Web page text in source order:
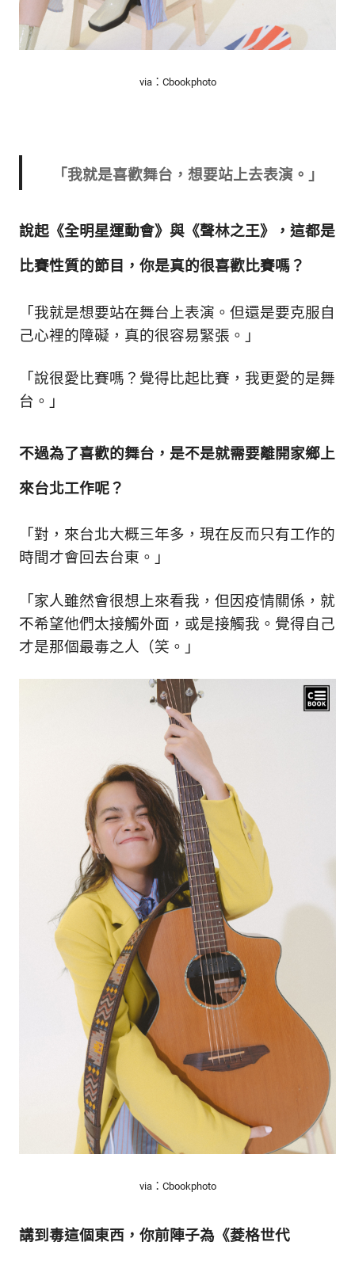
via：Cbookphoto
「我就是喜歡舞台，想要站上去表演。」
說起 《全明星運動會》與《聲林之王》，這都是
比賽性質的節目，你是真的很喜歡比賽嗎？
「我就是想要站在舞台上表演。 但還是要克服自
己心裡的障礙，真的很容易緊張。 」
「說很愛比賽嗎？覺得比起比賽，我更愛的是舞
台。」
不過為了喜歡的舞台，是不是就需要離開家鄉上
來台北工作呢？
「對，來台北大概三年多，現在反而只有工作的
時間才會回去台東。 」
「家人雖然會很想上來看我，但因疫情關係，就
不希望他們太接觸外面，或是接觸我。覺得自己
才是那個最毒之人（笑。 」
via：Cbookphoto
講到毒這個東西，你前陣子為《菱格世代